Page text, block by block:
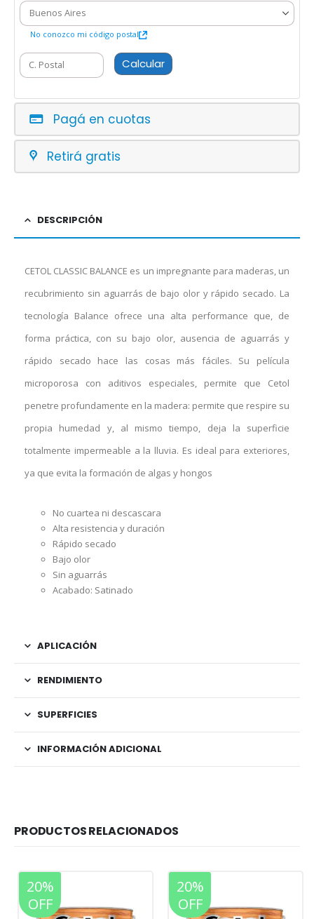
No conozco mi código postal
Calcular
Pagá en cuotas
Retirá gratis
DESCRIPCIÓN
CETOL CLASSIC BALANCE es un impregnante para maderas, un
recubrimiento sin aguarrás de bajo olor y rápido secado. La
tecnología Balance ofrece una alta performance que, de
forma práctica, con su bajo olor, ausencia de aguarrás y
rápido secado hace las cosas más fáciles. Su película
microporosa con aditivos especiales, permite que Cetol
penetre profundamente en la madera: permite que respire su
propia humedad y, al mismo tiempo, deja la superficie
totalmente impermeable a la lluvia. Es ideal para exteriores,
ya que evita la formación de algas y hongos
No cuartea ni descascara
Alta resistencia y duración
Rápido secado
Bajo olor
Sin aguarrás
Acabado: Satinado
APLICACIÓN
RENDIMIENTO
SUPERFICIES
INFORMACIÓN ADICIONAL
PRODUCTOS RELACIONADOS
20%
OFF
20%
OFF